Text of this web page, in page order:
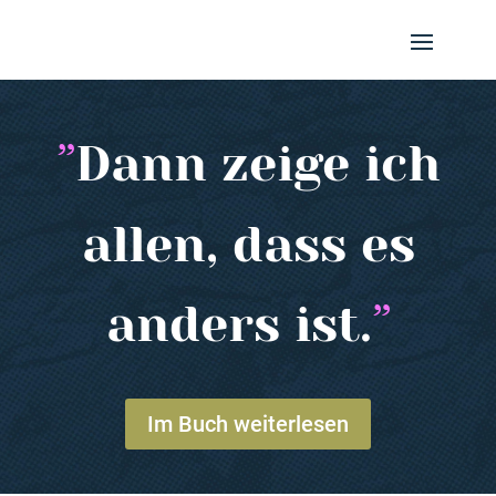
Dann zeige ich
allen, dass es
anders ist.
Im Buch weiterlesen